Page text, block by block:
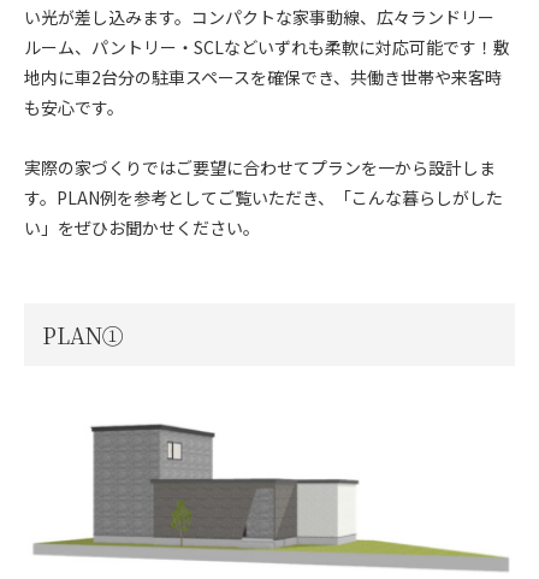
い光が差し込みます。コンパクトな家事動線、広々ランドリー
ルーム、パントリー・SCLなどいずれも柔軟に対応可能です！敷
地内に車2台分の駐車スペースを確保でき、共働き世帯や来客時
も安心です。
実際の家づくりではご要望に合わせてプランを一から設計しま
す。PLAN例を参考としてご覧いただき、「こんな暮らしがした
い」をぜひお聞かせください。
PLAN①